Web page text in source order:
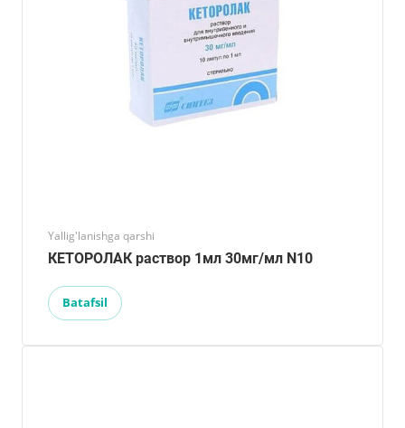
Yallig'lanishga qarshi
КЕТОРОЛАК раствор 1мл 30мг/мл N10
Batafsil